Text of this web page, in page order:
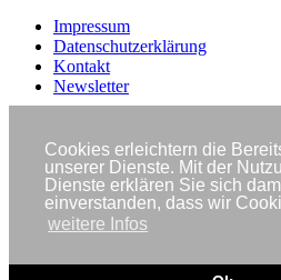
Cookies erleichtern die
unserer Dienste. Mit der
Dienste erklären Sie sich
einverstanden, dass wir
weitere Infos
Impressum
Datenschutzerklärung
Kontakt
Newsletter